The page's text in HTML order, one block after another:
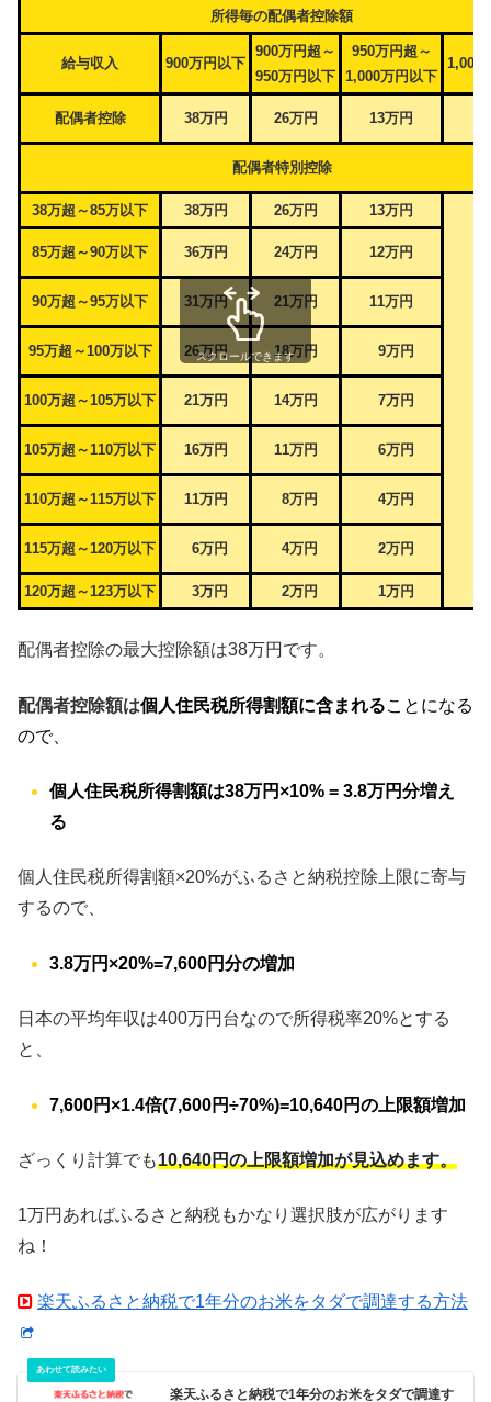
所得毎の配偶者控除額
給与収入 900万円以下
900万円超～
950万円以下
950万円超～
1,000万円以下
1,000
配偶者控除 38万円 26万円 13万円
配偶者特別控除
38万超～85万以下 38万円 26万円 13万円
85万超～90万以下 36万円 24万円 12万円
90万超～95万以下 31万円 21万円 11万円
95万超～100万以下 26万円 18万円 9万円
100万超～105万以下 21万円 14万円 7万円
105万超～110万以下 16万円 11万円 6万円
110万超～115万以下 11万円 8万円 4万円
115万超～120万以下 6万円 4万円 2万円
120万超～123万以下 3万円 2万円 1万円
スクロールできます
配偶者控除の最大控除額は38万円です。
配偶者控除額は個人住民税所得割額に含まれることになる
ので、
個人住民税所得割額は38万円×10% = 3.8万円分増え
る
個人住民税所得割額×20%がふるさと納税控除上限に寄与
するので、
3.8万円×20%=7,600円分の増加
日本の平均年収は400万円台なので所得税率20%とする
と、
7,600円×1.4倍(7,600円÷70%)=10,640円の上限額増加
ざっくり計算でも10,640円の上限額増加が見込めます。
1万円あればふるさと納税もかなり選択肢が広がります
ね！
楽天ふるさと納税で1年分のお米をタダで調達する方法
楽天ふるさと納税で1年分のお米をタダで調達す